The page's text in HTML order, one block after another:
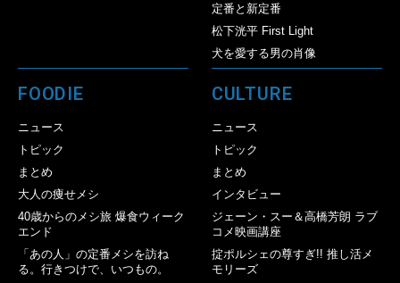
定番と新定番
松下洸平 First Light
犬を愛する男の肖像
FOODIE
ニュース
トピック
まとめ
大人の痩せメシ
40歳からのメシ旅 爆食ウィーク
エンド
「あの人」の定番メシを訪ね
る。行きつけで、いつもの。
CULTURE
ニュース
トピック
まとめ
インタビュー
ジェーン・スー＆高橋芳朗 ラブ
コメ映画講座
掟ポルシェの尊すぎ!! 推し活メ
モリーズ